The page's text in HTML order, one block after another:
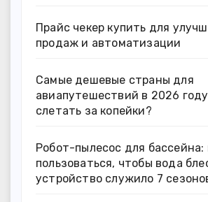
Прайс чекер купить для
продаж и автоматизации
Самые дешевые страны для
авиапутешествий в 2026
слетать за копейки?
Робот-пылесос для бассейна:
пользоваться, чтобы вода
устройство служило 7